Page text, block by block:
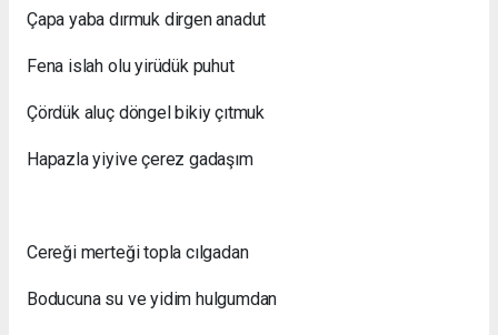
Çapa yaba dırmuk dirgen anadut
Fena islah olu yirüdük puhut
Çördük aluç döngel bikiy çıtmuk
Hapazla yiyive çerez gadaşım
Cereği merteği topla cılgadan
Boducuna su ve yidim hulgumdan